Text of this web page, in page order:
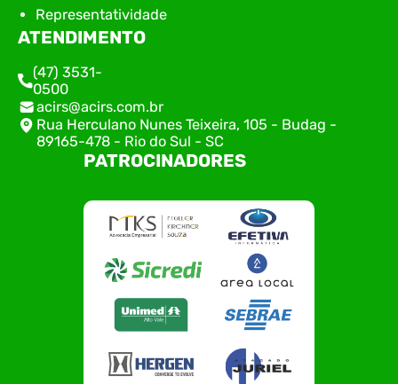
Representatividade
ATENDIMENTO
(47) 3531-
0500
acirs@acirs.com.br
Rua Herculano Nunes Teixeira, 105 - Budag -
89165-478 - Rio do Sul - SC
PATROCINADORES